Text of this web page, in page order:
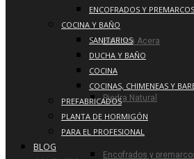
Baldosa Acera
Piedra Natural
Encofrados y
ENCOFRADOS Y PREMARCOS
COCINA Y BAÑO
SANITARIOS
DUCHA Y BAÑO
COCINA
COCINAS, CHIMENEAS Y
PREFABRICADOS
PLANTA DE HORMIGÓN
PARA EL PROFESIONAL
BLOG